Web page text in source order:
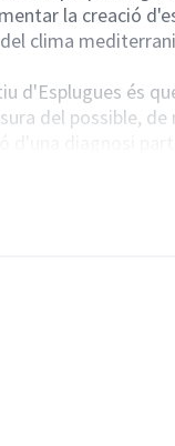
la creació
clima
d'Esplugues és
del possible,